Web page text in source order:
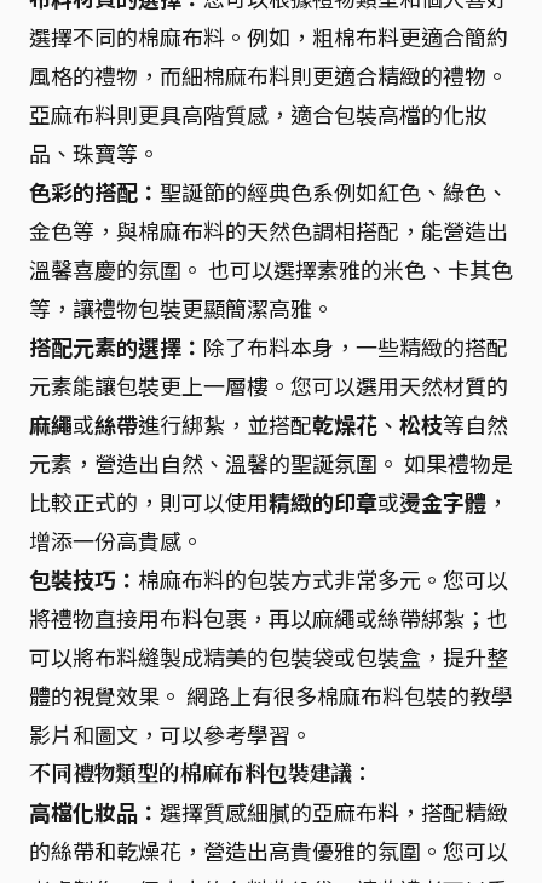
選擇不同的棉麻布料。例如，粗棉布料更適合簡約
風格的禮物，而細棉麻布料則更適合精緻的禮物。
亞麻布料則更具高階質感，適合包裝高檔的化妝
品、珠寶等。
色彩的搭配： 聖誕節的經典色系例如紅色、綠色、
金色等，與棉麻布料的天然色調相搭配，能營造出
溫馨喜慶的氛圍。 也可以選擇素雅的米色、卡其色
等，讓禮物包裝更顯簡潔高雅。
搭配元素的選擇： 除了布料本身，一些精緻的搭配
元素能讓包裝更上一層樓。您可以選用天然材質的
麻繩或絲帶進行綁紮，並搭配乾燥花 、 松枝等自然
元素，營造出自然、溫馨的聖誕氛圍。 如果禮物是
比較正式的，則可以使用精緻的印章或燙金字體 ，
增添一份高貴感。
包裝技巧： 棉麻布料的包裝方式非常多元。您可以
將禮物直接用布料包裹，再以麻繩或絲帶綁紮；也
可以將布料縫製成精美的包裝袋或包裝盒，提升整
體的視覺效果。 網路上有很多棉麻布料包裝的教學
影片和圖文，可以參考學習。
不同禮物類型的棉麻布料包裝建議：
高檔化妝品： 選擇質感細膩的亞麻布料，搭配精緻
的絲帶和乾燥花，營造出高貴優雅的氛圍。您可以